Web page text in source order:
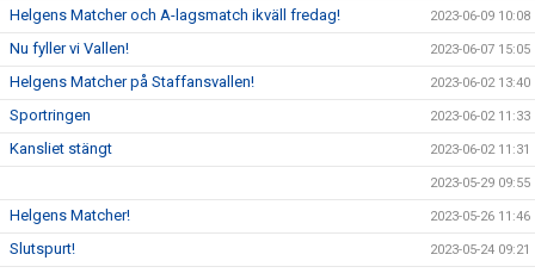
Helgens Matcher och A-lagsmatch ikväll fredag! 2023-06-09 10:08
Nu fyller vi Vallen! 2023-06-07 15:05
Helgens Matcher på Staffansvallen! 2023-06-02 13:40
Sportringen 2023-06-02 11:33
Kansliet stängt 2023-06-02 11:31
2023-05-29 09:55
Helgens Matcher! 2023-05-26 11:46
Slutspurt! 2023-05-24 09:21